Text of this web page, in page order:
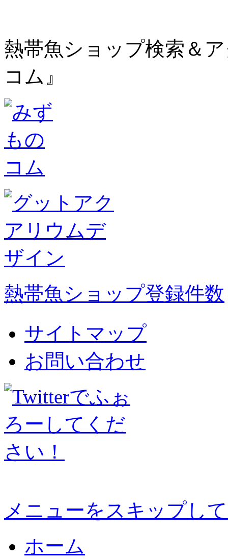
熱帯魚ショップ検索＆
コム』
熱帯魚ショップ登録件数
サイトマップ
お問い合わせ
メニューをスキップし
ホーム